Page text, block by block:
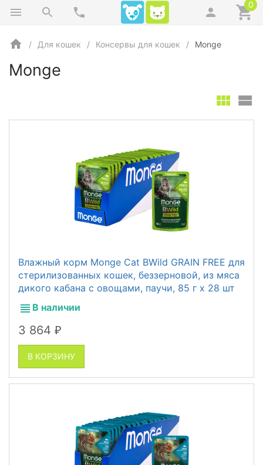
0
Для кошек Консервы для кошек Monge
Monge
Влажный корм Monge Cat BWild GRAIN FREE для
стерилизованных кошек, беззерновой, из мяса
дикого кабана с овощами, паучи, 85 г x 28 шт
В наличии
3 864 ₽
В КОРЗИНУ